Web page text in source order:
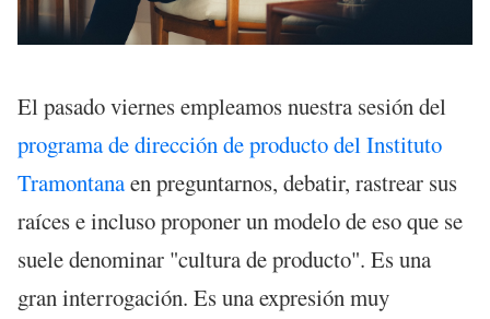
El pasado viernes empleamos nuestra sesión del
programa de dirección de producto del Instituto
Tramontanaen preguntarnos, debatir, rastrear sus
raíces e incluso proponer un modelo de eso que se
suele denominar "cultura de producto". Es una
gran interrogación. Es una expresión muy